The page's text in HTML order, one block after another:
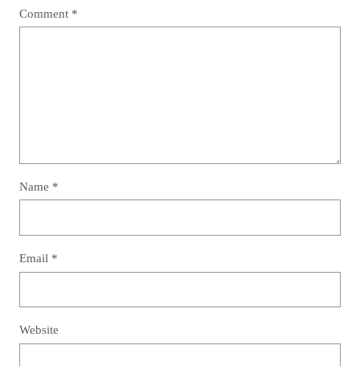
Comment *
Name *
Email *
Website